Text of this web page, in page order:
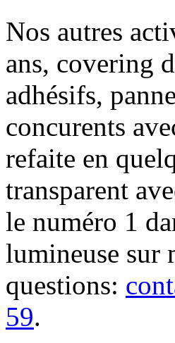
Nos autres
ans, covering
adhésifs,
concurents
refaite en
transparent
le numéro 1
lumineuse sur
questions:
59.